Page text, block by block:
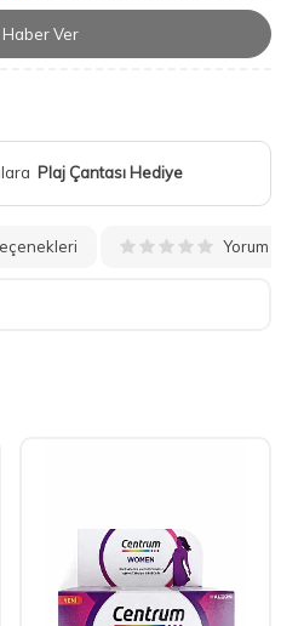
Ver
Plaj Çantası Hediye
Yorum